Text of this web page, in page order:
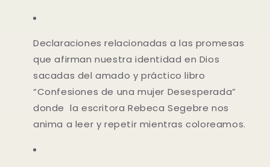
Declaraciones relacionadas a las promesas
que afirman nuestra identidad en Dios
sacadas del amado y práctico libro
“Confesiones de una mujer Desesperada”
donde la escritora Rebeca Segebre nos
anima a leer y repetir mientras coloreamos.